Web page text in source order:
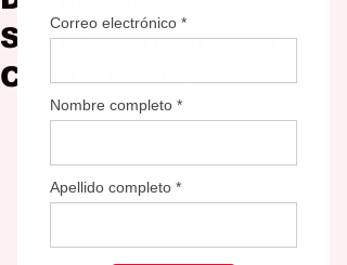
Socioeconómico y
Comunitario